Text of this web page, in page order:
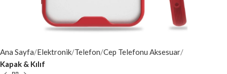
Ana Sayfa Elektronik Telefon Cep Telefonu Aksesuar
Kapak & Kılıf